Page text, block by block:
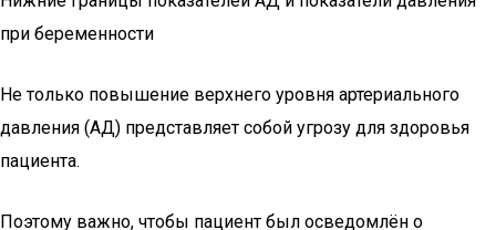
при беременности
Не только повышение верхнего уровня артериального
давления (АД) представляет собой угрозу для здоровья
пациента.
Поэтому важно, чтобы пациент был осведомлён о